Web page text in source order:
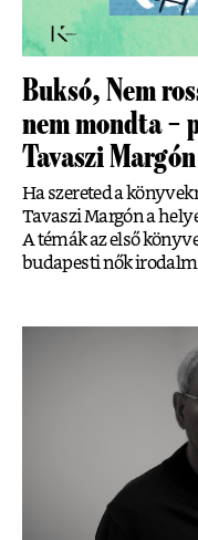
Buksó, Nem
nem mondta –
Tavaszi Margón
Ha szereted a
Tavaszi Margón a
A témák az első
budapesti nők